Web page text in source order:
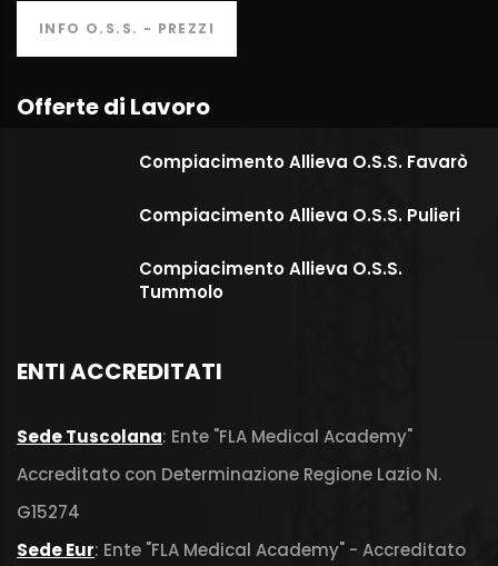
INFO O.S.S. - PREZZI
Offerte di Lavoro
Compiacimento Allieva O.S.S. Favarò
Compiacimento Allieva O.S.S. Pulieri
Compiacimento Allieva O.S.S.
Tummolo
ENTI ACCREDITATI
Sede Tuscolana: Ente "FLA Medical Academy"
Accreditato con Determinazione Regione Lazio N.
G15274
Sede Eur: Ente "FLA Medical Academy" - Accreditato